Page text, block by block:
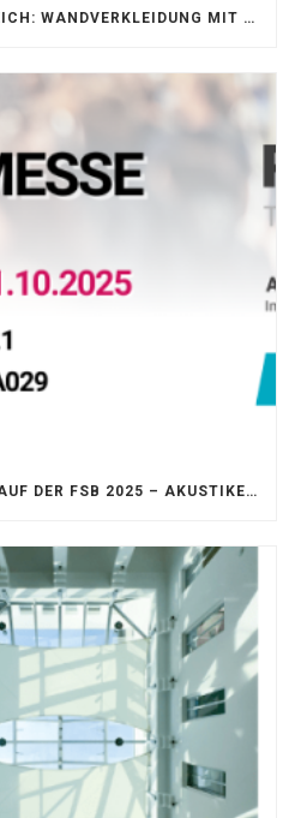
AKUSTIK IM SPA-BEREICH: WANDVERKLEIDUNG MIT SILENTPROTECT CORE
AKUSTIKKOMPETENZ AUF DER FSB 2025 – AKUSTIKELEMENTE FÜR DIE LEBENSRÄUME VON MORGEN